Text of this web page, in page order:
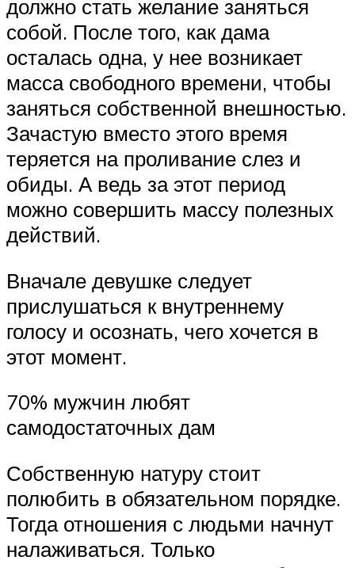
должно стать желание заняться
собой. После того, как дама
осталась одна, у нее возникает
масса свободного времени, чтобы
заняться собственной внешностью.
Зачастую вместо этого время
теряется на проливание слез и
обиды. А ведь за этот период
можно совершить массу полезных
действий.
Вначале девушке следует
прислушаться к внутреннему
голосу и осознать, чего хочется в
этот момент.
70% мужчин любят
самодостаточных дам
Собственную натуру стоит
полюбить в обязательном порядке.
Тогда отношения с людьми начнут
налаживаться. Только